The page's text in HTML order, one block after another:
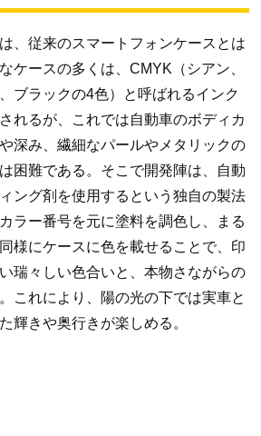
、従来のスマートフォンケースとは
ケースの多くは、CMYK（シアン、
ブラックの4色）と呼ばれるインク
れるが、これでは自動車のボディカ
深み、繊細なパールやメタリックの
困難である。そこで開発陣は、自動
ング剤を使用するという独自の製法
ラー番号を元に塗料を調色し、まる
様にケースに色を載せることで、印
瑞々しい色合いと、本物さながらの
これにより、陽の光の下では実車と
輝きや奥行きが楽しめる。